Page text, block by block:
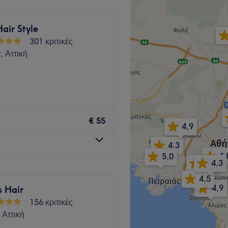
Style
301 κριτικές
€ 55
Hair
156 κριτικές
4,3
4,9
5,0
4,9
4,9
4,5
4,3